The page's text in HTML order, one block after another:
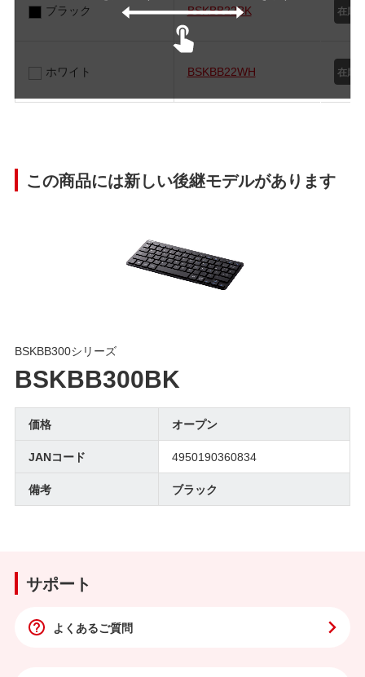
ブラック
BSKBB22BK
ホワイト BSKBB22WH
この商品には新しい後継モデルがあります
BSKBB300シリーズ
BSKBB300BK
価格
オープン
JANコード
4950190360834
備考
ブラック
サポート
よくあるご質問